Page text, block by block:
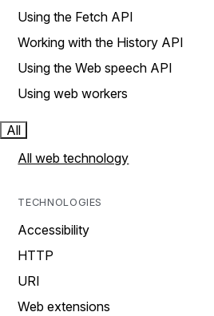
Using the Fetch API
Working with the History API
Using the Web speech API
Using web workers
All
All web technology
TECHNOLOGIES
Accessibility
HTTP
URI
Web extensions